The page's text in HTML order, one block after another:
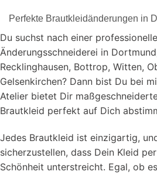
Perfekte Brautkleidänderungen in
Du suchst nach einer
Änderungsschneiderei in
Recklinghausen, Bottrop, Witten,
Gelsenkirchen? Dann bist Du bei
Atelier bietet Dir
Brautkleid perfekt auf Dich
Jedes Brautkleid ist einzigartig,
sicherzustellen, dass Dein Kleid
Schönheit unterstreicht. Egal, ob